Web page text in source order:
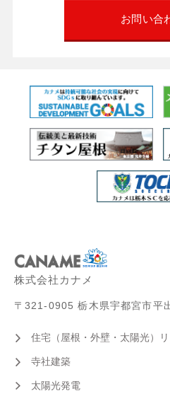
お問い合
株式会社カナメ
〒321-0905 栃木県宇都宮市平
住宅（屋根・外壁・太陽光）
寺社建築
太陽光発電